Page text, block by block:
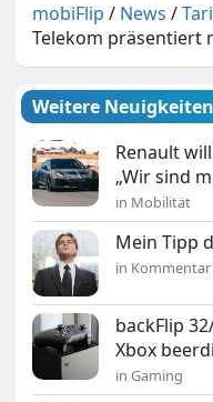
mobiFlip / News /
Telekom präsentiert
Weitere Neuigkeiten
Renault
„Wir sind
in Mobilität
Mein Tipp
in Kommentar
backFlip
Xbox
in Gaming